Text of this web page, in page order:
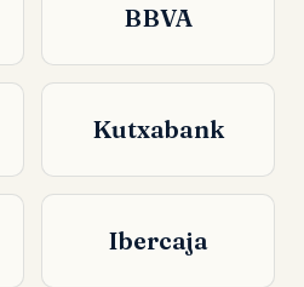
BBVA
Kutxabank
Ibercaja